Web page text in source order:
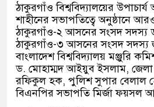
ঠাকুরগাঁও বিশ্ববিদ্যালয়ের
শাহীনের সভাপতিত্বে অনুষ্ঠানে
ঠাকুরগাঁও-২ আসনের সংসদ সদস্য
ঠাকুরগাঁও-৩ আসনের সংসদ সদস্য
বাংলাদেশ বিশ্ববিদ্যালয় মঞ্জুরি
ড. মোহাম্মদ আইয়ুব ইসলাম, জেলা
রফিকুল হক, পুলিশ সুপার বেলাল
বিএনপির সভাপতি মির্জা ফয়সল